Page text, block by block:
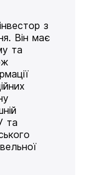
з
Він має
та
та